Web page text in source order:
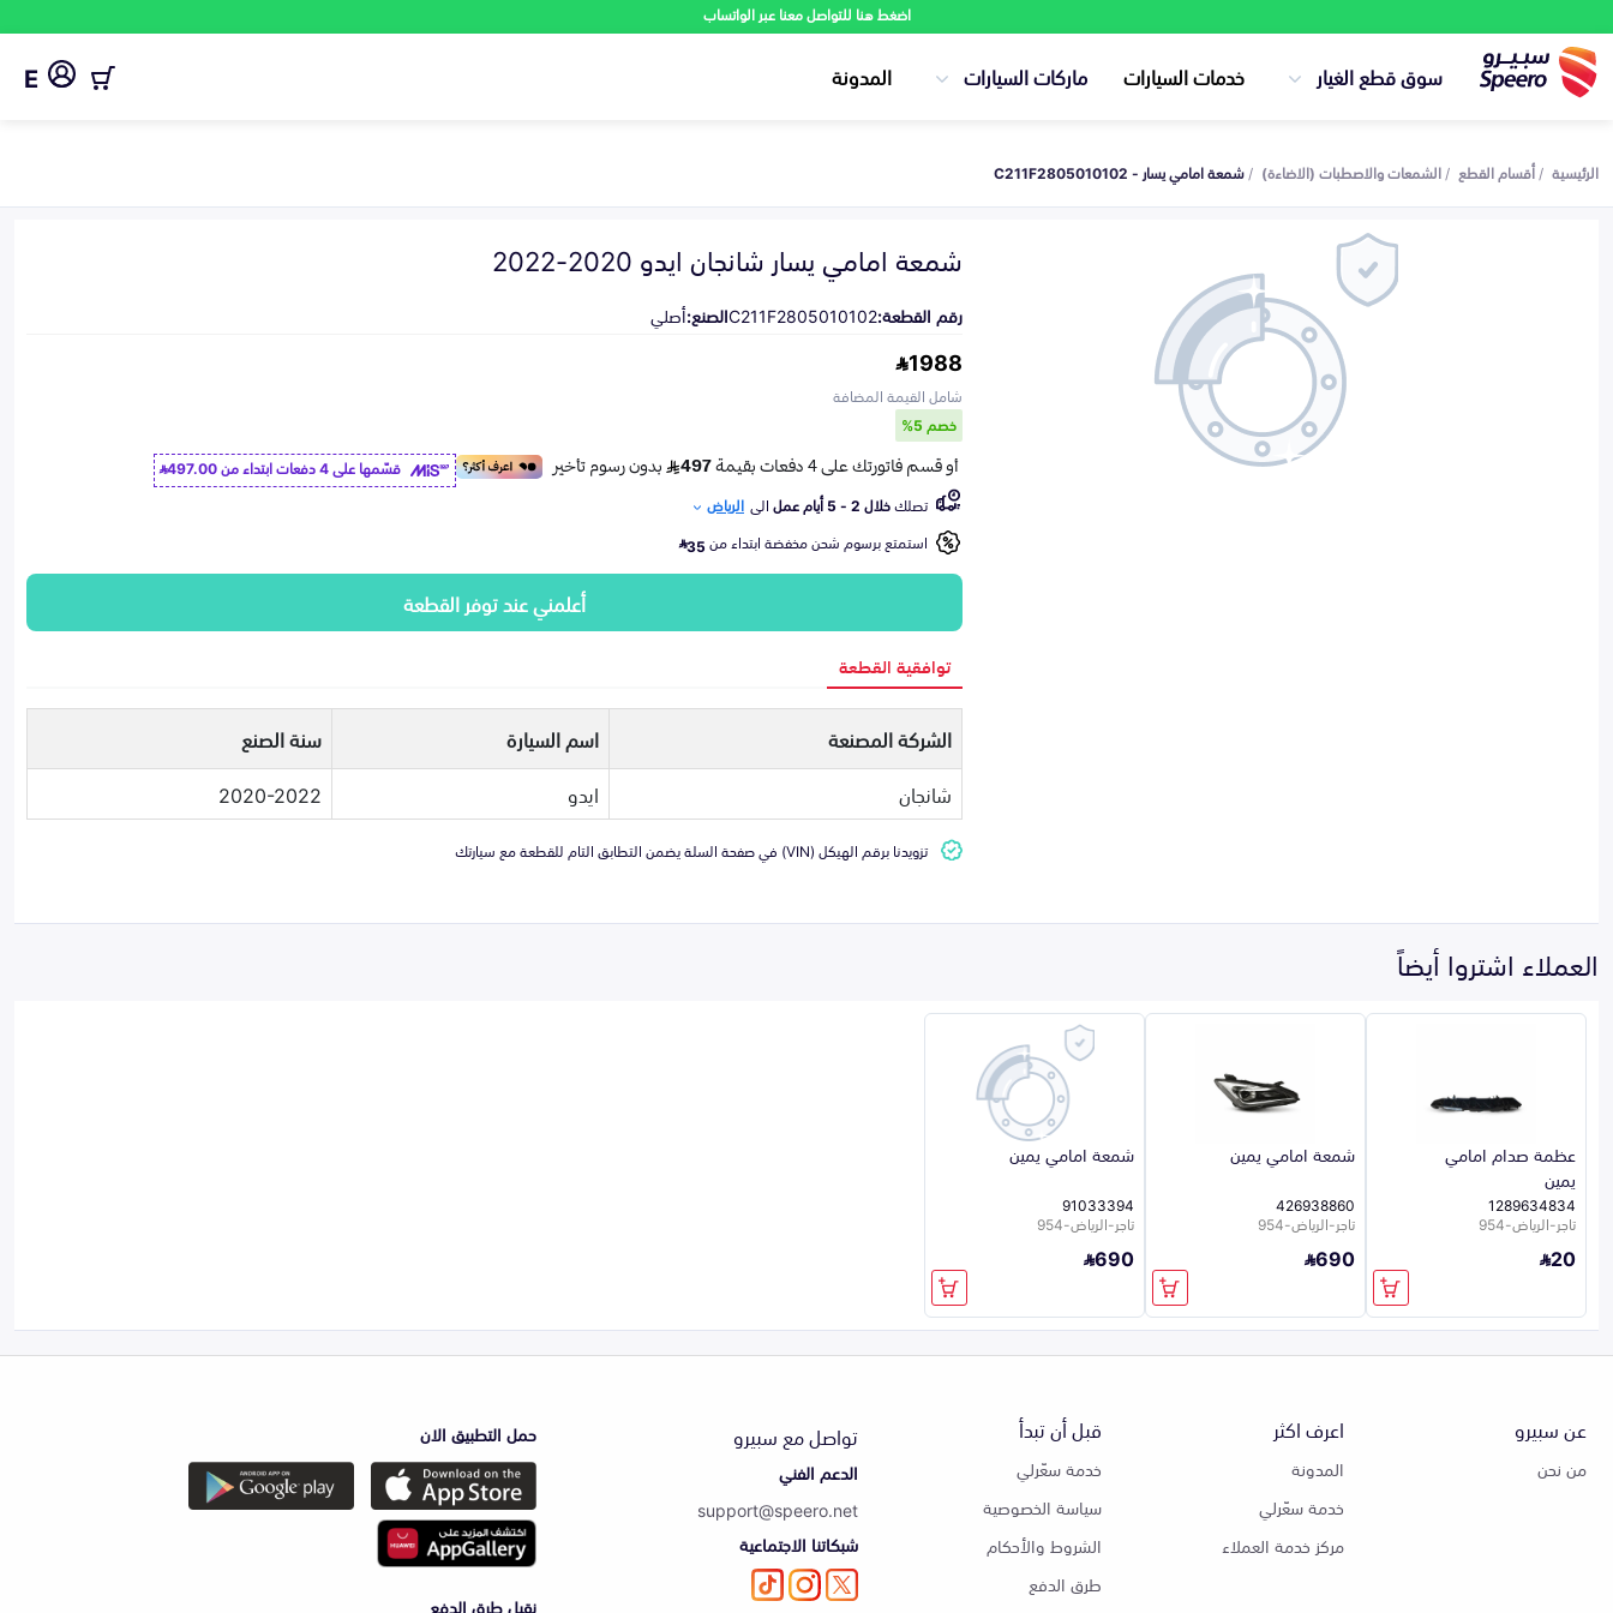
اضغط هنا للتواصل معنا عبر الواتساب
سوق قطع الغيار خدمات السيارات ماركات السيارات المدونة E
الرئيسية أقسام القطع الشمعات والاصطبات (الاضاءة) شمعة امامي يسار - C211F2805010102
شمعة امامي يسار شانجان ايدو 2020-2022
رقم القطعة:C211F2805010102الصنع:أصلي
1988
شامل القيمة المضافة
خصم 5%
قسّمها على 4 دفعات ابتداء من
497.00
تصلكخلال 2 - 5 أيام عمل الى الرياض
استمتع برسوم شحن مخفضة ابتداء من35
أعلمني عند توفر القطعة
توافقية القطعة
الشركة المصنعة اسم السيارة
سنة الصنع
شانجان
ايدو 2020-2022
تزويدنا برقم الهيكل (VIN) في صفحة السلة يضمن التطابق التام للقطعة مع سيارتك
العملاء اشتروا أيضاً
عظمة صدام امامي
يمين
1289634834
تاجر-الرياض-954
20
شمعة امامي يمين
426938860
تاجر-الرياض-954
690
شمعة امامي يمين
91033394
تاجر-الرياض-954
690
عن سبيرو
من نحن
اعرف اكثر
المدونة
خدمة سعّرلي
مركز خدمة العملاء
قبل أن تبدأ
خدمة سعّرلي
سياسة الخصوصية
الشروط والأحكام
طرق الدفع
تواصل مع سبيرو
الدعم الفني
support@speero.net
شبكاتنا الاجتماعية
حمل التطبيق الان
نقبل طرق الدفع